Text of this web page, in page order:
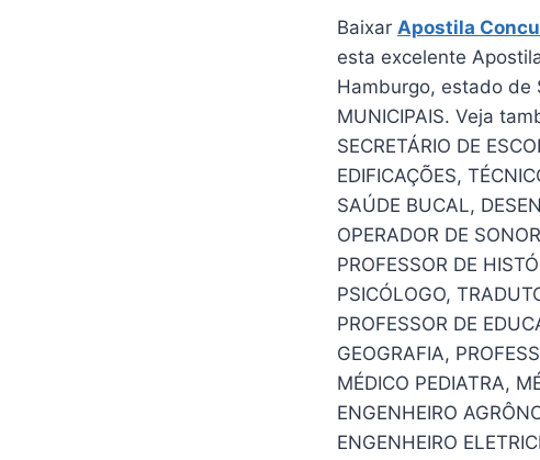
Baixar Apostila
esta excelente
Hamburgo, estado de
MUNICIPAIS. Veja
SECRETÁRIO DE
EDIFICAÇÕES,
SAÚDE BUCAL,
OPERADOR DE
PROFESSOR DE
PSICÓLOGO,
PROFESSOR DE
GEOGRAFIA,
MÉDICO PEDIATRA,
ENGENHEIRO
ENGENHEIRO